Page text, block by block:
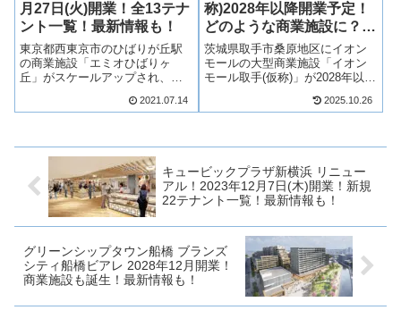
月27日(火)開業！全13テナ
ント一覧！最新情報も！
東京都西東京市のひばりが丘駅
の商業施設「エミオひばりヶ
丘」がスケールアップされ、
食店やサービス店など13店舗が
について見ていきましょう！エ
2021.07.14
称)2028年以降開業予定！
どのような商業施設に？最
新情報も！
茨城県取手市桑原地区にイオン
モールの大型商業施設「イオン
モール取手(仮称)」が2028年以降
モール取手は国内最大級を予定
など複数店舗が出店予定！そん
なイオンモ...
2025.10.26
キュービックプラザ新横浜 リニュー
アル！2023年12月7日(木)開業！新規
22テナント一覧！最新情報も！
グリーンシップタウン船橋 ブランズ
シティ船橋ビアレ 2028年12月開業！
商業施設も誕生！最新情報も！